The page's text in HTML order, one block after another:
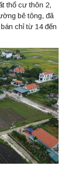
thổ cư thôn 2,
bê tông, đã
chỉ từ 14 đến